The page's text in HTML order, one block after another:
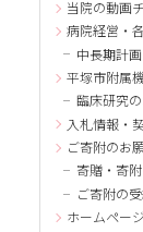
当院の動画
病院経営・
中長期計画
平塚市附属
臨床研究
入札情報・
ご寄附のお
寄贈・寄
ご寄附の
ホームペー